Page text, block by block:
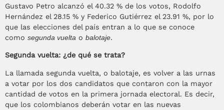
Gustavo Petro alcanzó el 40.32 % de los votos, Rodolfo
Hernández el 28.15 % y Federico Gutiérrez el 23.91 %, por lo
que las elecciones del país entran a lo que se conoce
como segunda vuelta o balotaje.
Segunda vuelta: ¿de qué se trata?
La llamada segunda vuelta, o balotaje, es volver a las urnas
a votar por los dos candidatos que contaron con la mayor
cantidad de votos en la primera jornada electoral. Es decir,
que los colombianos deberán votar en las nuevas